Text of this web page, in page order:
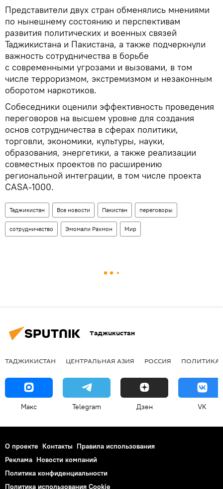
Представители двух стран обменялись мнениями
по нынешнему состоянию и перспективам
развития политических и военных связей
Таджикистана и Пакистана, а также подчеркнули
важность сотрудничества в борьбе
с современными угрозами и вызовами, в том
числе терроризмом, экстремизмом и незаконным
оборотом наркотиков.
Собеседники оценили эффективность проведения
переговоров на высшем уровне для создания
основ сотрудничества в сферах политики,
торговли, экономики, культуры, науки,
образования, энергетики, а также реализации
совместных проектов по расширению
региональной интеграции, в том числе проекта
CASA-1000.
Таджикистан Все новости Пакистан переговоры
сотрудничество Эмомали Рахмон Мир
Таджикистан
ТАДЖИКИСТАН ЦЕНТРАЛЬНАЯ АЗИЯ РОССИЯ ПОЛИТИКА
Макс Telegram Дзен VK
О проекте Контакты Правила использования
Реклама Новости компаний
Политика конфиденциальности
Политика использования Cookie